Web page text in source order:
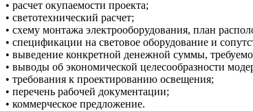
• расчет окупаемости проекта;
• светотехнический расчет;
• схему монтажа электрооборудования, план
• спецификации на световое оборудование и
• выведение конкретной денежной суммы,
• выводы об экономической целесообразности
• требования к проектированию освещения;
• перечень рабочей документации;
• коммерческое предложение.